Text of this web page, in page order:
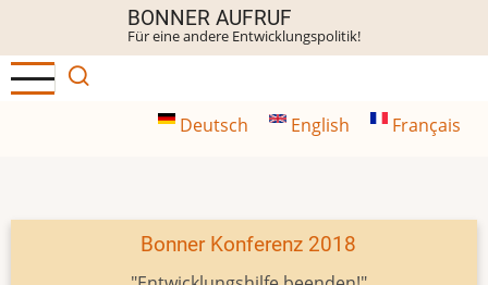
Inhalt
BONNER AUFRUF
Für eine andere Entwicklungspolitik!
Deutsch English Français
Bonner Konferenz 2018